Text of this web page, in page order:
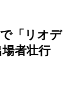
「リオデ
者壮行